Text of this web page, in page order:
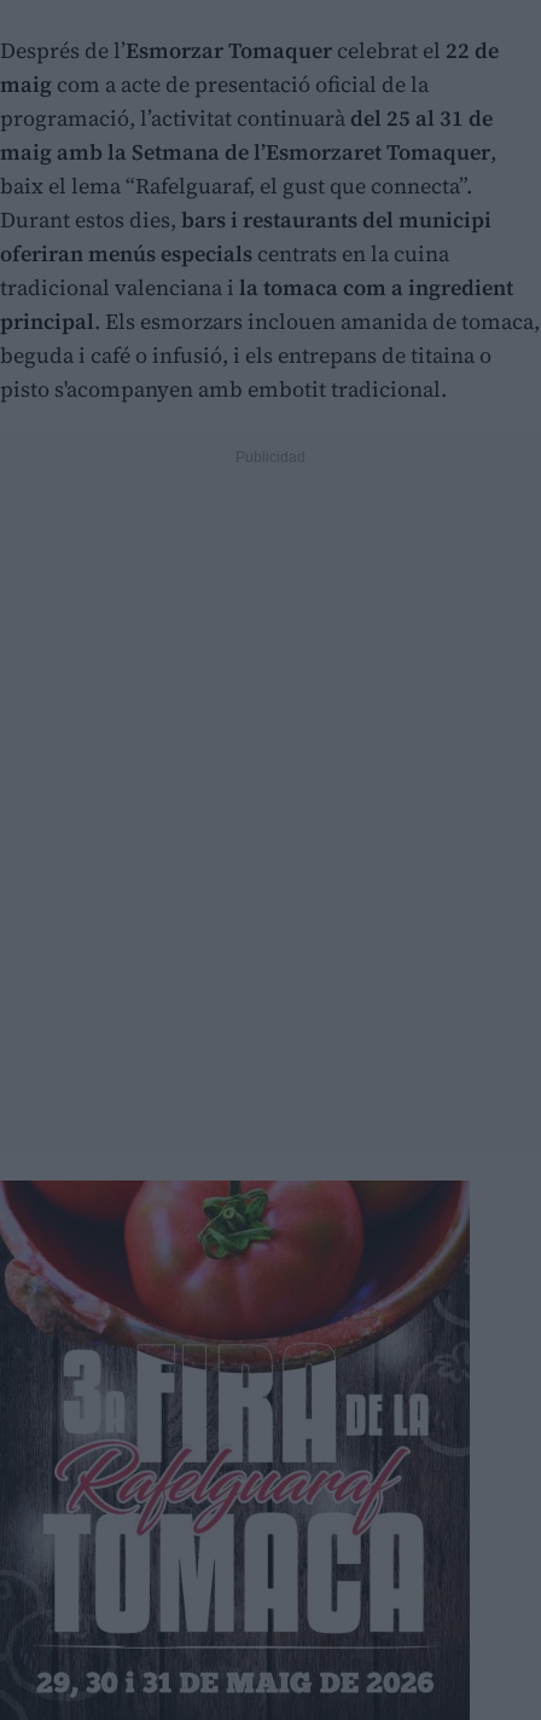
Després de l’Esmorzar Tomaquer celebrat el 22 de
maig com a acte de presentació oficial de la
programació, l’activitat continuarà del 25 al 31 de
maig amb la Setmana de l’Esmorzaret Tomaquer,
baix el lema “Rafelguaraf, el gust que connecta”.
Durant estos dies, bars i restaurants del municipi
oferiran menús especials centrats en la cuina
tradicional valenciana i la tomaca com a ingredient
principal. Els esmorzars inclouen amanida de tomaca,
beguda i café o infusió, i els entrepans de titaina o
pisto s'acompanyen amb embotit tradicional.